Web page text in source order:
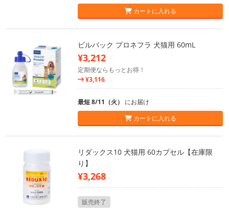
カートに入れる
ビルバック プロネフラ 犬猫用 60mL
¥3,212
定期便ならもっとお得！
¥3,116
最短 8/11（火） にお届け
カートに入れる
リダックス10 犬猫用 60カプセル【在庫限
り】
¥3,268
販売終了